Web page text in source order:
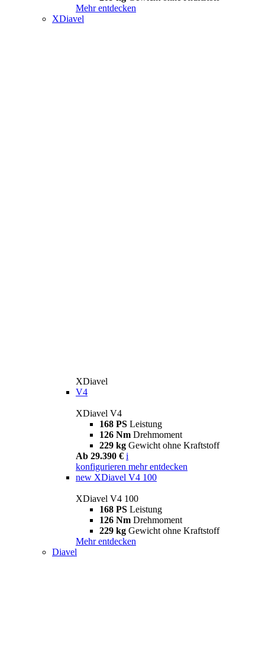
Mehr entdecken
XDiavel
XDiavel
V4
XDiavel V4
168 PS Leistung
126 Nm Drehmoment
229 kg Gewicht ohne Kraftstoff
Ab 29.390 € i
konfigurieren mehr entdecken
new XDiavel V4 100
XDiavel V4 100
168 PS Leistung
126 Nm Drehmoment
229 kg Gewicht ohne Kraftstoff
Mehr entdecken
Diavel